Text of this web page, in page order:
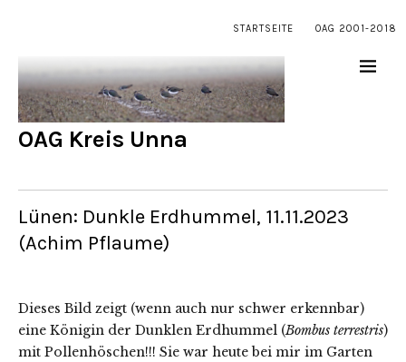
STARTSEITE OAG 2001-2018
OAG Kreis Unna
Lünen: Dunkle Erdhummel, 11.11.2023
(Achim Pflaume)
Dieses Bild zeigt (wenn auch nur schwer erkennbar)
eine Königin der Dunklen Erdhummel (Bombus terrestris)
mit Pollenhöschen!!! Sie war heute bei mir im Garten